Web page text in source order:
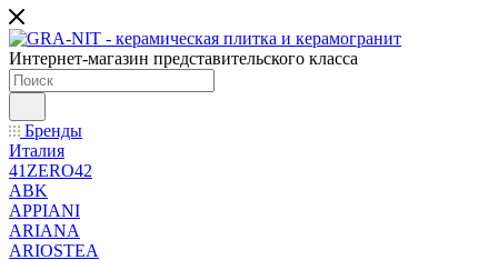
Интернет-магазин представительского класса
Бренды
Италия
41ZERO42
ABK
APPIANI
ARIANA
ARIOSTEA